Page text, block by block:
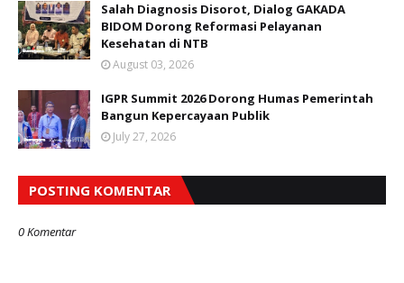
Salah Diagnosis Disorot, Dialog GAKADA
BIDOM Dorong Reformasi Pelayanan
Kesehatan di NTB
August 03, 2026
IGPR Summit 2026 Dorong Humas Pemerintah
Bangun Kepercayaan Publik
July 27, 2026
POSTING KOMENTAR
0 Komentar